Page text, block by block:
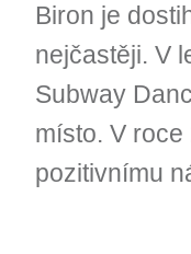
Biron je
nejčastěji. V
Subway
místo. V
pozitivnímu